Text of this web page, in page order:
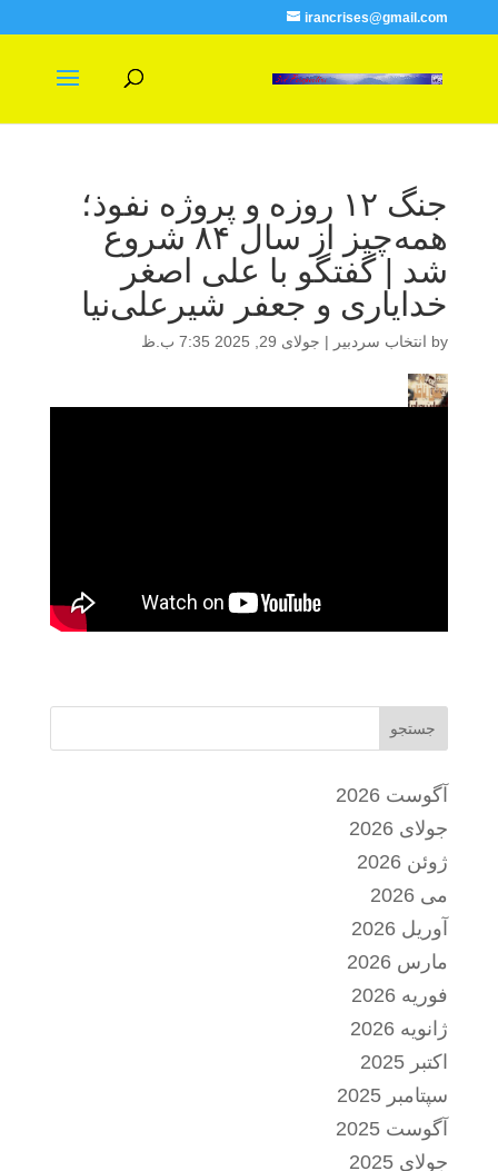
irancrises@gmail.com
جنگ ۱۲ روزه و پروژه نفوذ؛
همه‌چیز از سال ۸۴ شروع
شد | گفتگو با علی اصغر
خدایاری و جعفر شیرعلی‌نیا
by انتخاب سردبیر | جولای 29, 2025 7:35 ب.ظ
جستجو
آگوست 2026
جولای 2026
ژوئن 2026
می 2026
آوریل 2026
مارس 2026
فوریه 2026
ژانویه 2026
اکتبر 2025
سپتامبر 2025
آگوست 2025
جولای 2025